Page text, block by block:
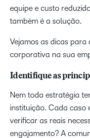
equipe e custo
também é a solução.
Vejamos as dicas
corporativa na sua
Identifique as
Nem toda estratégia
instituição. Cada caso
verificar as reais
engajamento? A